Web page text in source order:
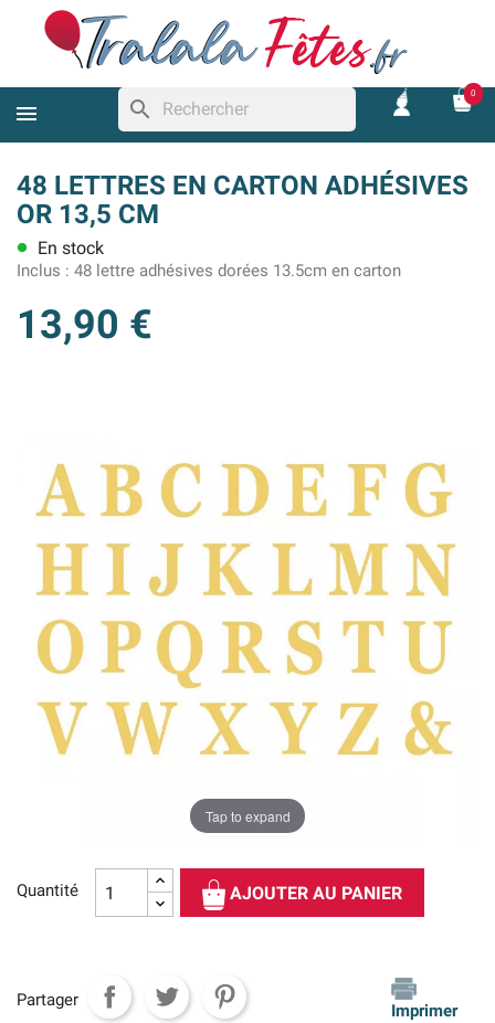
search
0
48 LETTRES EN CARTON ADHÉSIVES
OR 13,5 CM
lens En stock
Inclus : 48 lettre adhésives dorées 13.5cm en carton
13,90 €
Tap to expand
Quantité AJOUTER AU PANIER
Partager
Imprimer